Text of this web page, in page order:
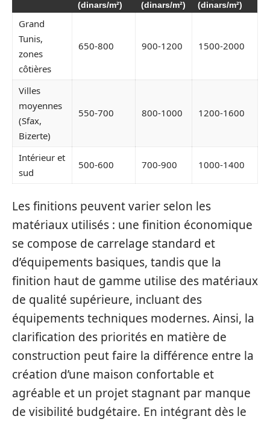
(dinars/m²)
(dinars/m²)
(dinars/m²)
Grand
Tunis,
zones
côtières
650-800 900-1200 1500-2000
Villes
moyennes
(Sfax,
Bizerte)
550-700 800-1000 1200-1600
Intérieur et
sud
500-600 700-900 1000-1400
Les finitions peuvent varier selon les
matériaux utilisés : une finition économique
se compose de carrelage standard et
d’équipements basiques, tandis que la
finition haut de gamme utilise des matériaux
de qualité supérieure, incluant des
équipements techniques modernes. Ainsi, la
clarification des priorités en matière de
construction peut faire la différence entre la
création d’une maison confortable et
agréable et un projet stagnant par manque
de visibilité budgétaire. En intégrant dès le